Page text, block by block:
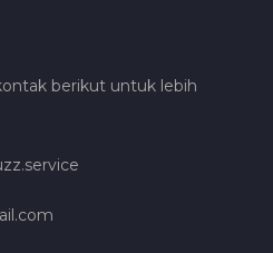
berikut untuk lebih